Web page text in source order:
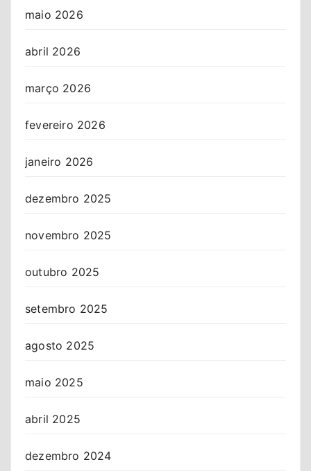
maio 2026
abril 2026
março 2026
fevereiro 2026
janeiro 2026
dezembro 2025
novembro 2025
outubro 2025
setembro 2025
agosto 2025
maio 2025
abril 2025
dezembro 2024